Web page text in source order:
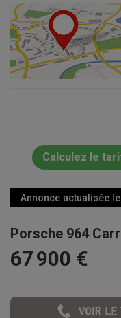
Calculez le
Annonce actualisée
Porsche 964
67 900 €